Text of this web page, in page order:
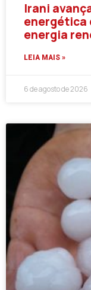
Irani
energética
energia
LEIA MAIS »
6 de agosto de 2026